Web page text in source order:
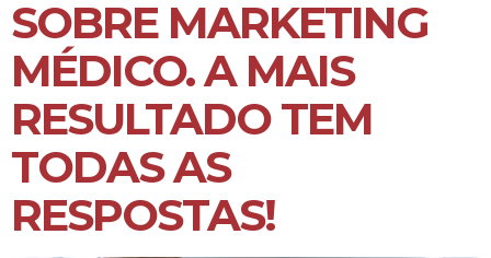
SOBRE MARKETING
MÉDICO. A MAIS
RESULTADO TEM
TODAS AS
RESPOSTAS!